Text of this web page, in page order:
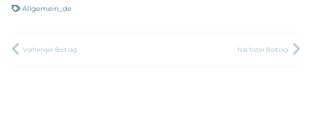
Allgemein_de
Vorheriger Beitrag Nächster Beitrag